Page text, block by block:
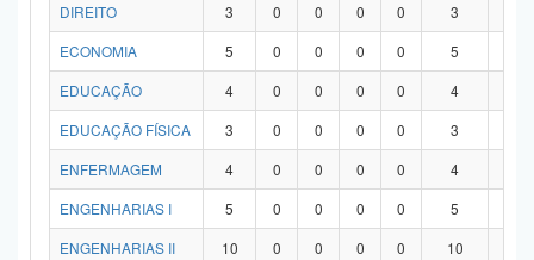
DIREITO 3 0 0 0 0 3
ECONOMIA
5 0 0 0 0 5
EDUCAÇÃO
4 0 0 0 0 4
EDUCAÇÃO FÍSICA
3 0 0 0 0 3
ENFERMAGEM
4 0 0 0 0 4
ENGENHARIAS I
5 0 0 0 0 5
ENGENHARIAS II
10 0 0 0 0 10